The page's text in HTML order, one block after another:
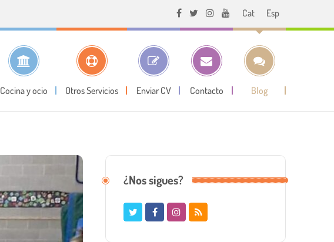
Cat Esp
Cocina y ocio Otros Servicios Enviar CV Contacto Blog
¿Nos sigues?